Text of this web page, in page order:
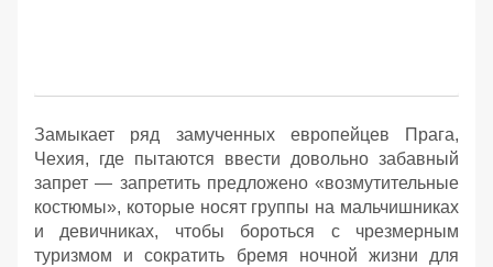
Замыкает ряд замученных европейцев Прага,
Чехия, где пытаются ввести довольно забавный
запрет — запретить предложено «возмутительные
костюмы», которые носят группы на мальчишниках
и девичниках, чтобы бороться с чрезмерным
туризмом и сократить бремя ночной жизни для